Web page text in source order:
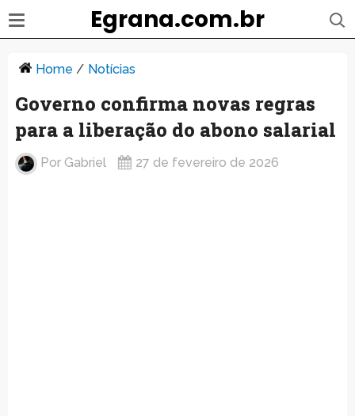
Egrana.com.br
Home / Notícias
Governo confirma novas regras
para a liberação do abono salarial
Por Gabriel 27 de fevereiro de 2026